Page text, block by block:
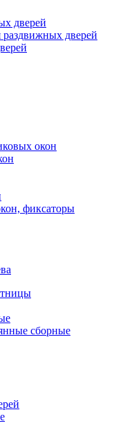
дверей
дверей
окон
фиксаторы
сборные